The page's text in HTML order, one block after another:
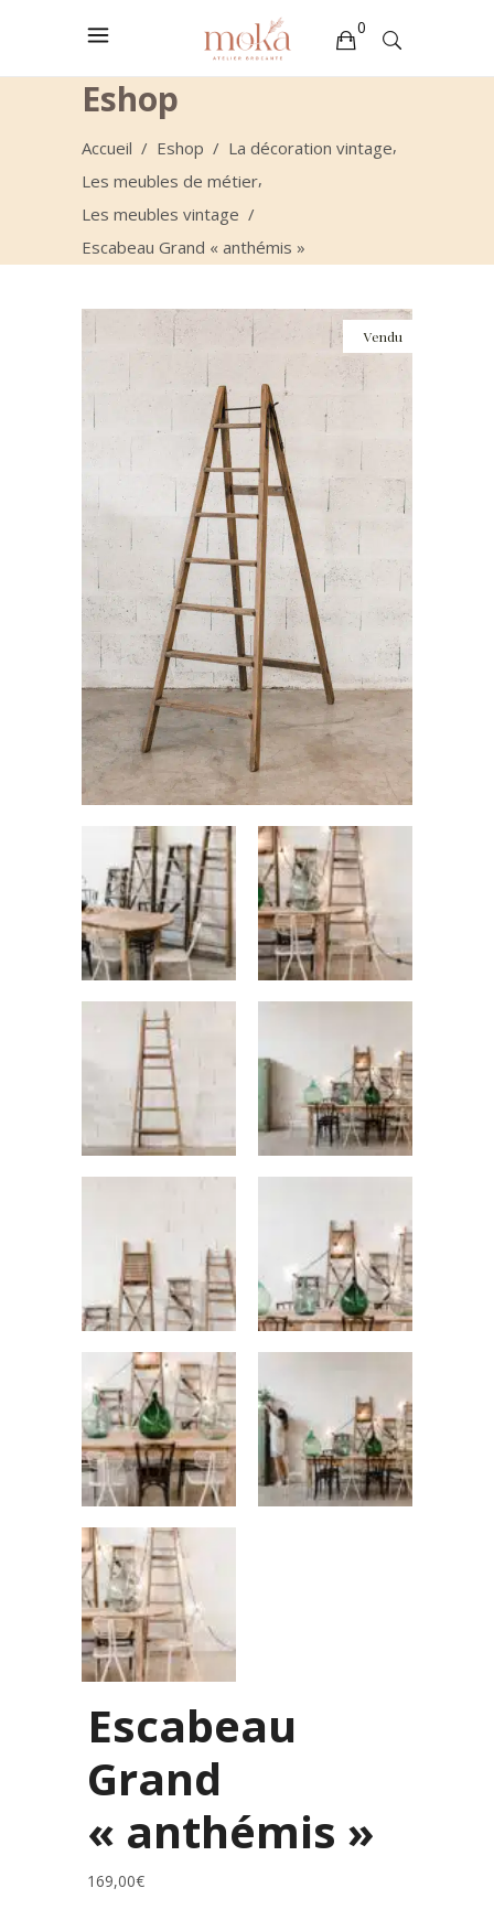
0
Votre sélection est vide
Eshop
Accueil / Eshop / La décoration vintage,
Les meubles de métier,
Les meubles vintage /
Escabeau Grand « anthémis »
Vendu
Escabeau
Grand
« anthémis »
169,00€